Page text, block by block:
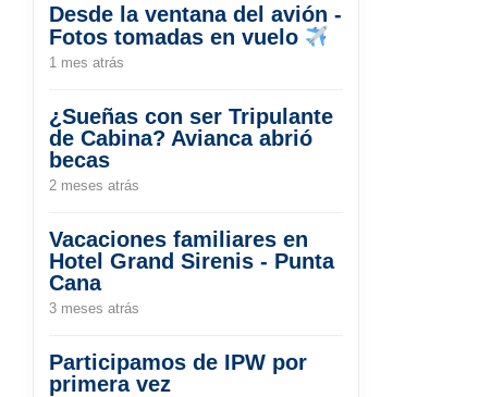
Desde la ventana del avión -
Fotos tomadas en vuelo
1 mes atrás
¿Sueñas con ser Tripulante
de Cabina? Avianca abrió
becas
2 meses atrás
Vacaciones familiares en
Hotel Grand Sirenis - Punta
Cana
3 meses atrás
Participamos de IPW por
primera vez